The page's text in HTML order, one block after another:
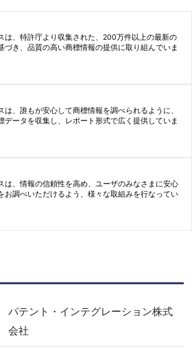
は、特許庁より収集された、200万件以上の最新の
づき、品質の高い商標情報の提供に取り組んでいま
は、誰もが安心して商標情報を調べられるように、
データを収集し、レポート形式で広く提供していま
は、情報の信頼性を高め、ユーザのみなさまに安心
お調べいただけるよう、様々な取組みを行なってい
パテント・インテグレーション株式
会社